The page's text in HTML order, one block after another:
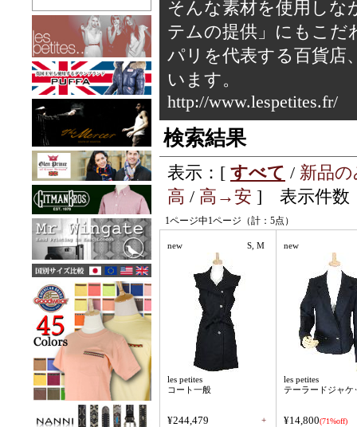
そんな素材を使用し
テムの提供」にもこ
パリを代表する百貨店
います。
http://www.lespetites.fr/
検索結果
表示：[ すべて / 新品
高 / 高→安 ] 表示件数
1ページ中1ページ（計：5点）
new S, M
les petites
コート一般
¥244,479 +
new
les petites
テーラードジャケ
¥14,800(71%off)